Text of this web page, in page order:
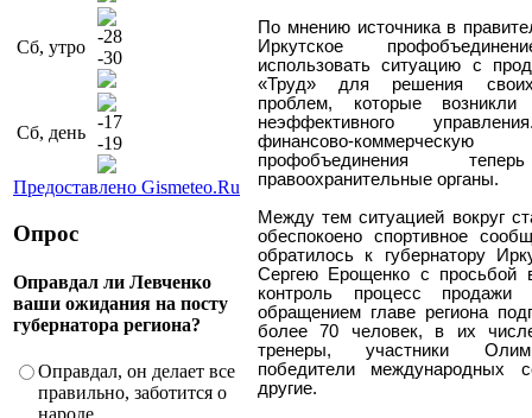
Сб, утро
-28
-30
Сб, день
-17
-19
Предоставлено Gismeteo.Ru
Опрос
Оправдал ли Левченко
ваши ожидания на посту
губернатора региона?
Оправдал, он делает все
правильно, заботится о
По мнению источника в
Иркутское
использовать ситуацию с
«Труд» для решения
проблем, которые возникли
неэффективного
финансово-коммерческую
профобъединения
правоохранительные органы.
Между тем ситуацией вокруг
обеспокоено спортивное
обратилось к губернатору
Сергею Ерощенко с просьбой
контроль процесс
обращением главе региона
более 70 человек, в их
тренеры, участники
победители международных
другие.